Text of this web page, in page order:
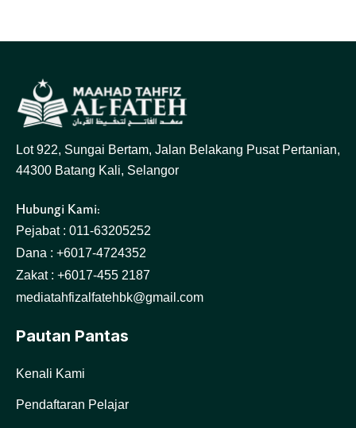
Lot 922, Sungai Bertam, Jalan Belakang Pusat Pertanian,
44300 Batang Kali, Selangor
Hubungi Kami:
Pejabat : 011-63205252
Dana : +6017-4724352
Zakat : +6017-455 2187
mediatahfizalfatehbk@gmail.com
Pautan Pantas
Kenali Kami
Pendaftaran Pelajar